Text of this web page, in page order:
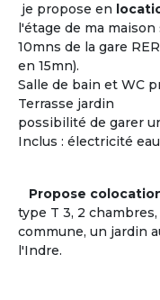
je propose en
l'étage de ma
10mns de la gare
en 15mn).
Salle de bain et WC
Terrasse jardin
possibilité de garer
Inclus : électricité
Propose
type T 3, 2
commune, un jardin
l'Indre.
trouver« les
l'occuper...
Les clés d'un
entre seniors :
d'intérêts en
Centres
Littérature
Histoire
Cinéma